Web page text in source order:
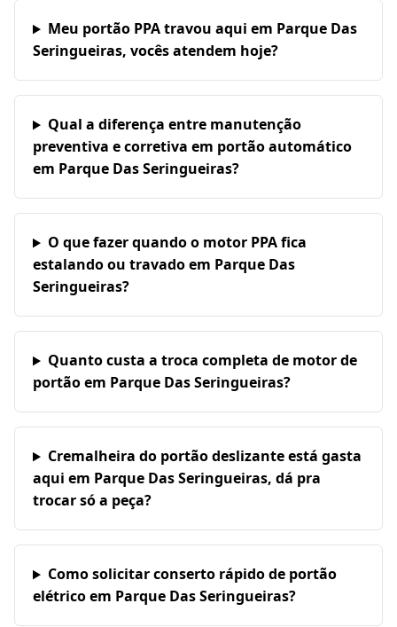
Meu portão PPA travou aqui em Parque Das
Seringueiras, vocês atendem hoje?
Qual a diferença entre manutenção
preventiva e corretiva em portão automático
em Parque Das Seringueiras?
O que fazer quando o motor PPA fica
estalando ou travado em Parque Das
Seringueiras?
Quanto custa a troca completa de motor de
portão em Parque Das Seringueiras?
Cremalheira do portão deslizante está gasta
aqui em Parque Das Seringueiras, dá pra
trocar só a peça?
Como solicitar conserto rápido de portão
elétrico em Parque Das Seringueiras?